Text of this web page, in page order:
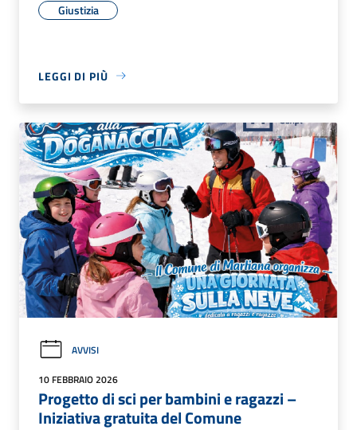
Giustizia
LEGGI DI PIÙ
AVVISI
10 FEBBRAIO 2026
Progetto di sci per bambini e ragazzi –
Iniziativa gratuita del Comune